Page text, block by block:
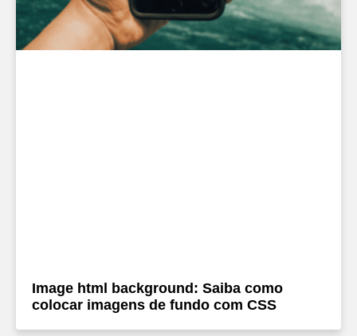
Image html background: Saiba como
colocar imagens de fundo com CSS